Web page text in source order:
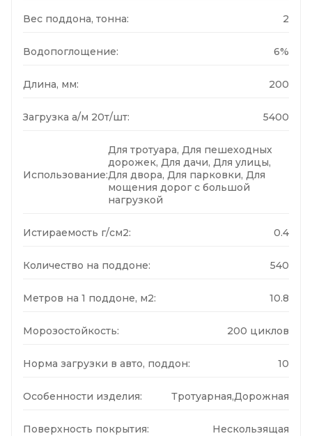
Вес поддона, тонна: 2
Водопоглощение: 6%
Длина, мм: 200
Загрузка а/м 20т/шт: 5400
Использование:
Для тротуара, Для пешеходных
дорожек, Для дачи, Для улицы,
Для двора, Для парковки, Для
мощения дорог с большой
нагрузкой
Истираемость г/см2: 0.4
Количество на поддоне: 540
Метров на 1 поддоне, м2: 10.8
Морозостойкость: 200 циклов
Норма загрузки в авто, поддон: 10
Особенности изделия: Тротуарная,Дорожная
Поверхность покрытия: Нескользящая